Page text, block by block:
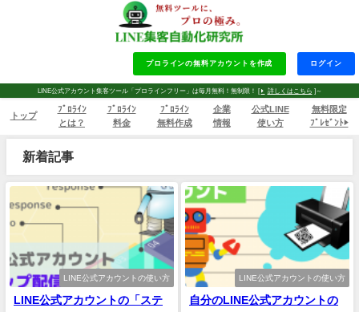
LINE公式アカウント集客ツール「プロラインフリー」は毎月無料！無制限！ [ 詳しくはこちら ]～
プロラインの無料アカウントを作成 ログイン
トップ
ﾌﾟﾛﾗｲﾝ
とは？
ﾌﾟﾛﾗｲﾝ
料金
ﾌﾟﾛﾗｲﾝ
無料作成
企業
情報
公式LINE
使い方
無料限定
ﾌﾟﾚｾﾞﾝﾄ▶
新着記事
LINE公式アカウントの使い方
LINE公式アカウントの「ステ
LINE公式アカウントの使い方
自分のLINE公式アカウントの